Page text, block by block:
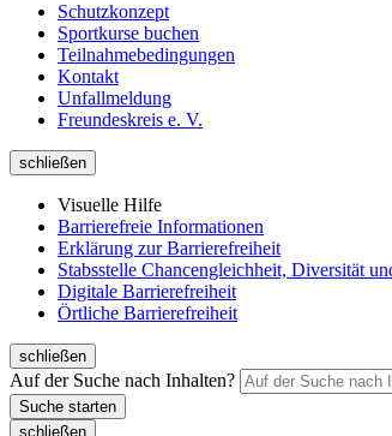
Schutzkonzept
Sportkurse buchen
Teilnahmebedingungen
Kontakt
Unfallmeldung
Freundeskreis e. V.
schließen
Visuelle Hilfe
Barrierefreie Informationen
Erklärung zur Barrierefreiheit
Stabsstelle Chancengleichheit, Diversität
Digitale Barrierefreiheit
Örtliche Barrierefreiheit
schließen
Auf der Suche nach Inhalten?
schließen